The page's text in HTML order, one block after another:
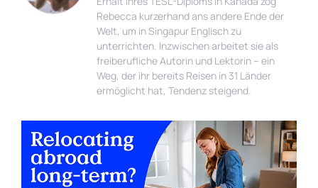
Rebecca kurzerhand ans andere Ende der
Welt, um in Singapur Englisch zu
unterrichten. Inzwischen arbeitet sie als
freiberufliche Autorin und Lektorin – ein
Weg, der ihr bereits Reisen in 31 Länder
ermöglicht hat, Tendenz steigend.